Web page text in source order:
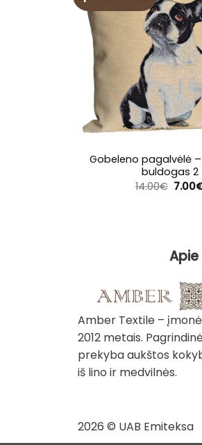
Gobeleno pagalvėlė
buldogas 2
14.00€ 7.00
Amber Textile –
2012 metais.
prekyba aukštos
iš lino ir medvilnės.
2026 © UAB Emiteksa